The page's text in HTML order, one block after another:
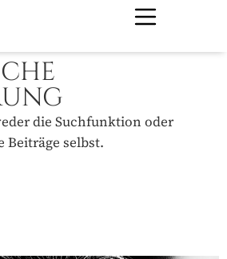
die Suchfunktion oder
Beiträge selbst.